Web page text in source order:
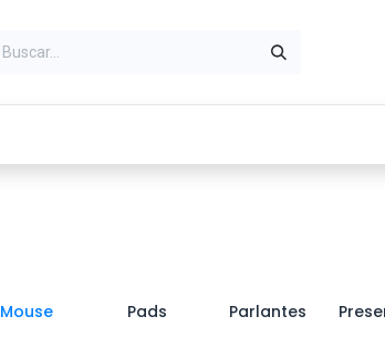
Mouse Pads Parlantes